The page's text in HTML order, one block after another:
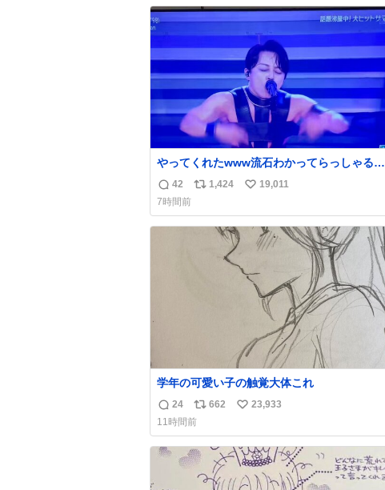
やってくれたwww流石わかってらっしゃる🤣
🤣🤣 #Mステ #西川貴教
返
信
数
42
リ
ス
1,424
い
ね
19,011
7時間前
学年の可愛い子の触覚大体これ
返
信
数
24
リ
ポ
ス
ト
数
662
い
ね
数
23,933
11時間前